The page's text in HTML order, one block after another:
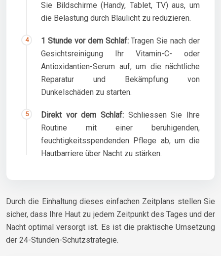
Sie Bildschirme (Handy, Tablet, TV) aus, um
die Belastung durch Blaulicht zu reduzieren.
1 Stunde vor dem Schlaf:Tragen Sie nach der
Gesichtsreinigung Ihr Vitamin-C- oder
Antioxidantien-Serum auf, um die nächtliche
Reparatur und Bekämpfung von
Dunkelschäden zu starten.
Direkt vor dem Schlaf: Schliessen Sie Ihre
Routine mit einer beruhigenden,
feuchtigkeitsspendenden Pflege ab, um die
Hautbarriere über Nacht zu stärken.
Durch die Einhaltung dieses einfachen Zeitplans stellen Sie
sicher, dass Ihre Haut zu jedem Zeitpunkt des Tages und der
Nacht optimal versorgt ist. Es ist die praktische Umsetzung
der 24-Stunden-Schutzstrategie.